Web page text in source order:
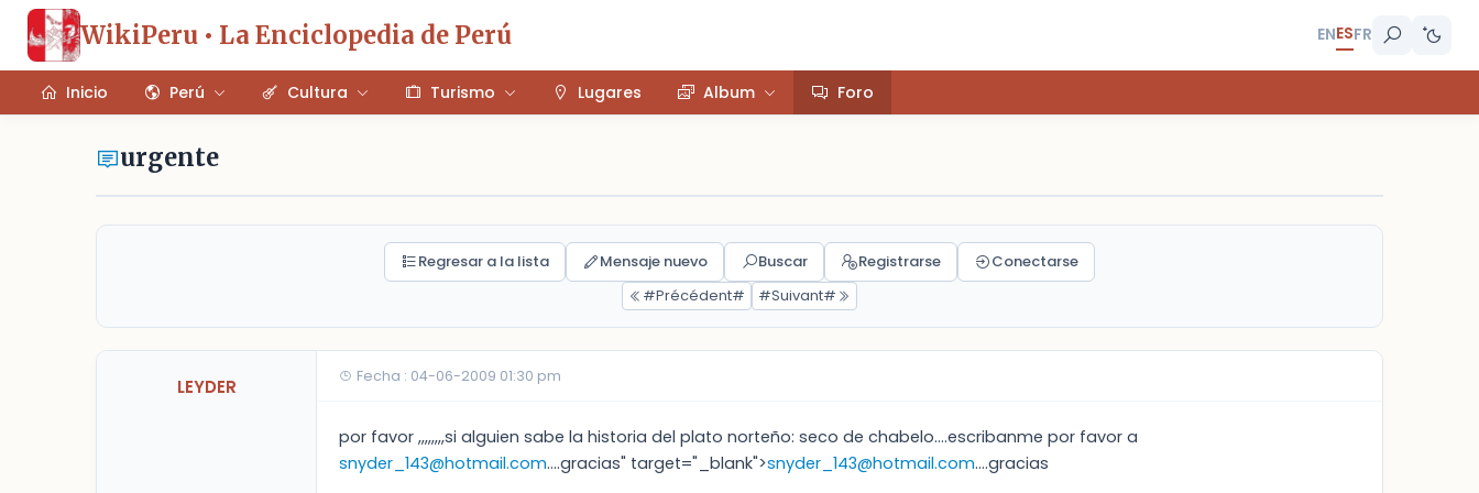
WikiPeru • La Enciclopedia de Perú ENESFR
Inicio Perú Cultura Turismo Lugares Album Foro
urgente
Regresar a la lista Mensaje nuevo Buscar Registrarse
Conectarse
#Précédent#
#Suivant#
LEYDER Fecha : 04-06-2009 01:30 pm
por favor ,,,,,,,,si alguien sabe la historia del plato norteño: seco de chabelo....escribanme por favor a
snyder_143@hotmail.com....gracias" target="_blank">snyder_143@hotmail.com....gracias